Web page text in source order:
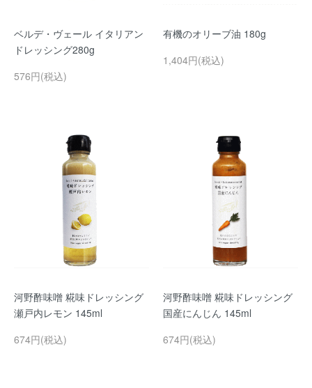
ベルデ・ヴェール イタリアン
ドレッシング280g
576円(税込)
有機のオリーブ油 180g
1,404円(税込)
河野酢味噌 糀味ドレッシング
瀬戸内レモン 145ml
674円(税込)
河野酢味噌 糀味ドレッシング
国産にんじん 145ml
674円(税込)